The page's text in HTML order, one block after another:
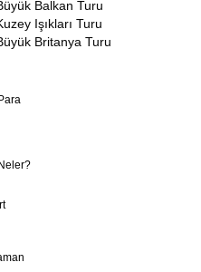
Balkan Turu
Işıkları Turu
Britanya Turu